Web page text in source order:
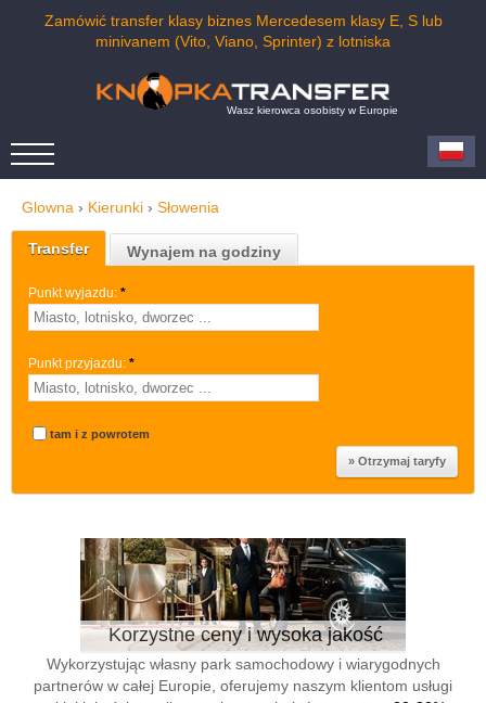
Zamówić transfer klasy biznes Mercedesem klasy E, S lub
minivanem (Vito, Viano, Sprinter) z lotniska
Wasz kierowca osobisty w Europie
Glowna › Kierunki › Słowenia
Transfer Wynajem na godziny
Punkt wyjazdu: *
Punkt przyjazdu: *
tam i z powrotem
Korzystne ceny i wysoka jakość
Wykorzystując własny park samochodowy i wiarygodnych
partnerów w całej Europie, oferujemy naszym klientom usługi